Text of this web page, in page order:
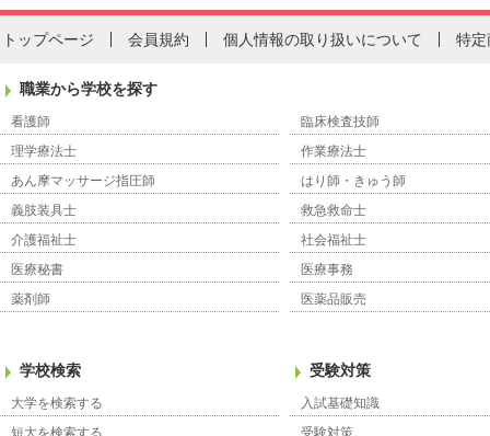
トップページ 会員規約 個人情報の取り扱いについて 特定
職業から学校を探す
看護師
臨床検査技師
理学療法士
作業療法士
あん摩マッサージ指圧師
はり師・きゅう師
義肢装具士
救急救命士
介護福祉士
社会福祉士
医療秘書
医療事務
薬剤師
医薬品販売
学校検索
大学を検索する
短大を検索する
受験対策
入試基礎知識
受験対策